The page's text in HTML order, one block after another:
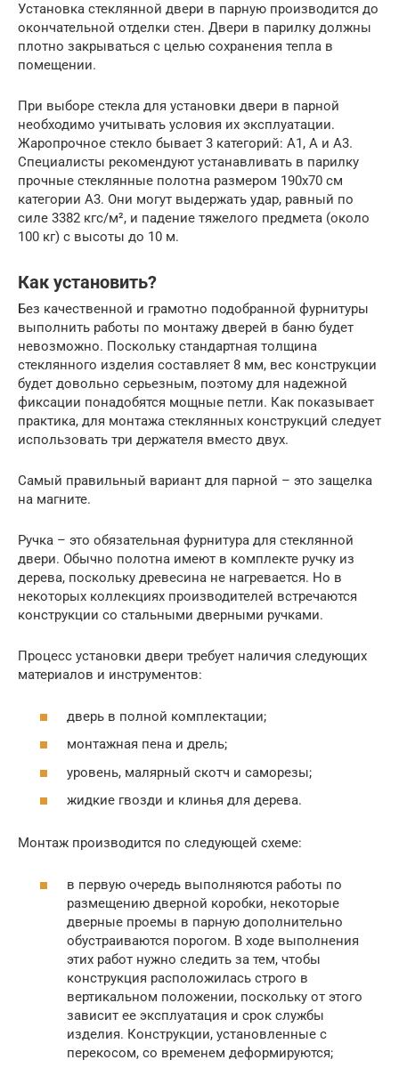
Установка стеклянной двери в парную производится до
окончательной отделки стен. Двери в парилку должны
плотно закрываться с целью сохранения тепла в
помещении.
При выборе стекла для установки двери в парной
необходимо учитывать условия их эксплуатации.
Жаропрочное стекло бывает 3 категорий: А1, А и А3.
Специалисты рекомендуют устанавливать в парилку
прочные стеклянные полотна размером 190х70 см
категории А3. Они могут выдержать удар, равный по
силе 3382 кгс/м², и падение тяжелого предмета (около
100 кг) с высоты до 10 м.
Как установить?
Без качественной и грамотно подобранной фурнитуры
выполнить работы по монтажу дверей в баню будет
невозможно. Поскольку стандартная толщина
стеклянного изделия составляет 8 мм, вес конструкции
будет довольно серьезным, поэтому для надежной
фиксации понадобятся мощные петли. Как показывает
практика, для монтажа стеклянных конструкций следует
использовать три держателя вместо двух.
Самый правильный вариант для парной – это защелка
на магните.
Ручка – это обязательная фурнитура для стеклянной
двери. Обычно полотна имеют в комплекте ручку из
дерева, поскольку древесина не нагревается. Но в
некоторых коллекциях производителей встречаются
конструкции со стальными дверными ручками.
Процесс установки двери требует наличия следующих
материалов и инструментов:
дверь в полной комплектации;
монтажная пена и дрель;
уровень, малярный скотч и саморезы;
жидкие гвозди и клинья для дерева.
Монтаж производится по следующей схеме:
в первую очередь выполняются работы по
размещению дверной коробки, некоторые
дверные проемы в парную дополнительно
обустраиваются порогом. В ходе выполнения
этих работ нужно следить за тем, чтобы
конструкция расположилась строго в
вертикальном положении, поскольку от этого
зависит ее эксплуатация и срок службы
изделия. Конструкции, установленные с
перекосом, со временем деформируются;